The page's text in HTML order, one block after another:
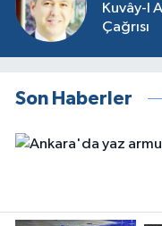
Kuvây-I
Çağrısı
Son Haberler